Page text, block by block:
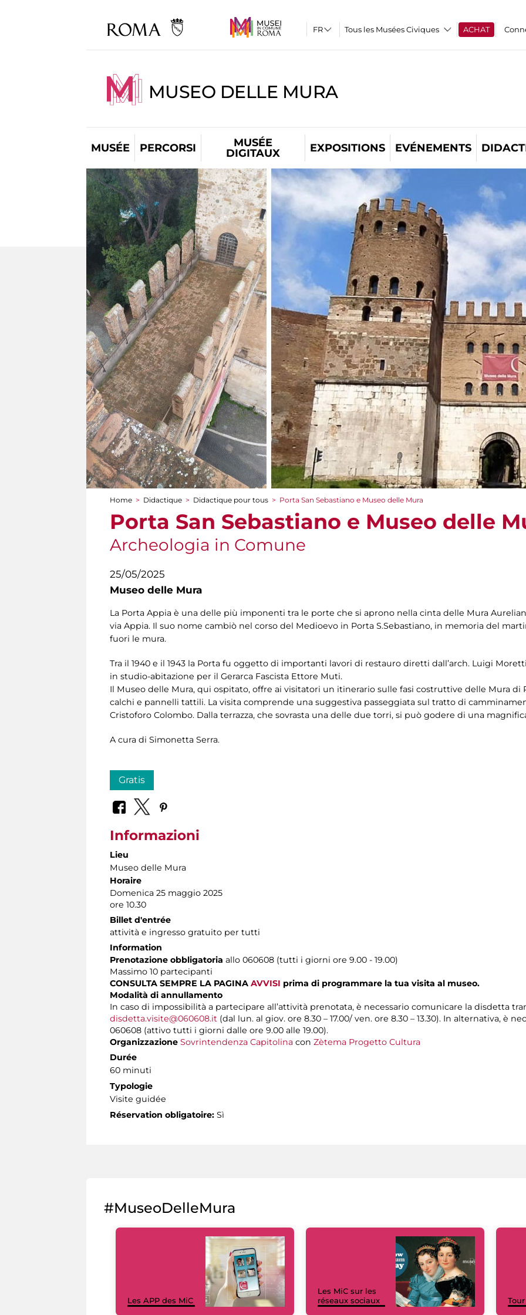
Tous les Musées Civiques ACHAT
MUSEO DELLE MURA
MUSÉE PERCORSI
MUSÉE
DIGITAUX
EXPOSITIONS EVÉNEMENTS
You are here
Home > Didactique > Didactique pour tous > Porta San Sebastiano e Museo delle Mura
Porta San Sebastiano e Museo delle
Archeologia in Comune
25/05/2025
Museo delle Mura
La Porta Appia è una delle più imponenti tra le porte che si aprono nella cinta delle Mura
via Appia. Il suo nome cambiò nel corso del Medioevo in Porta S.Sebastiano, in memoria del
fuori le mura.
Tra il 1940 e il 1943 la Porta fu oggetto di importanti lavori di restauro diretti dall’arch. Luigi
in studio-abitazione per il Gerarca Fascista Ettore Muti.
Il Museo delle Mura, qui ospitato, offre ai visitatori un itinerario sulle fasi costruttive delle Mura di
calchi e pannelli tattili. La visita comprende una suggestiva passeggiata sul tratto di
Cristoforo Colombo. Dalla terrazza, che sovrasta una delle due torri, si può godere di una
A cura di Simonetta Serra.
Gratis
Informazioni
Lieu
Museo delle Mura
Horaire
Domenica 25 maggio 2025
ore 10.30
Billet d'entrée
attività e ingresso gratuito per tutti
Information
Prenotazione obbligatoria allo 060608 (tutti i giorni ore 9.00 - 19.00)
Massimo 10 partecipanti
CONSULTA SEMPRE LA PAGINA AVVISI prima di programmare la tua visita al museo.
Modalità di annullamento
In caso di impossibilità a partecipare all’attività prenotata, è necessario comunicare la disdetta
disdetta.visite@060608.it (dal lun. al giov. ore 8.30 – 17.00/ ven. ore 8.30 – 13.30). In alternativa, è
060608 (attivo tutti i giorni dalle ore 9.00 alle 19.00).
Organizzazione Sovrintendenza Capitolina con Zètema Progetto Cultura
Durée
60 minuti
Typologie
Visite guidée
Réservation obligatoire: Sì
#MuseoDelleMura
Les APP des MiC
Les MiC sur les
réseaux sociaux